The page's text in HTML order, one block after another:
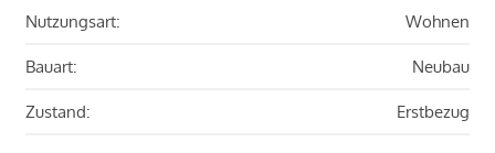
Nutzungsart: Wohnen
Bauart: Neubau
Zustand: Erstbezug